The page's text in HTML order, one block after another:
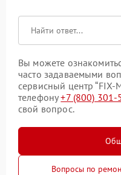
Вы можете
часто задаваемыми
сервисный центр
телефону+7 (800) 301-
свой вопрос.
Вопросы по